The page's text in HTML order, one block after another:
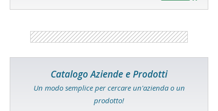
Catalogo Aziende e Prodotti
Un modo semplice per cercare un'azienda o un
prodotto!